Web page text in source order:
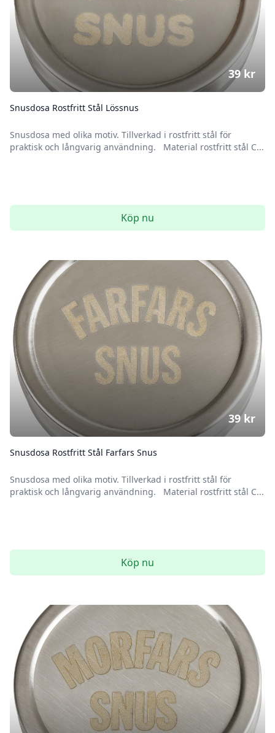
Snusdosa Rostfritt Stål Lössnus
Snusdosa med olika motiv. Tillverkad i rostfritt stål för
praktisk och långvarig användning. Material rostfritt stål C...
39kr
Köp nu
Snusdosa Rostfritt Stål Farfars Snus
Snusdosa med olika motiv. Tillverkad i rostfritt stål för
praktisk och långvarig användning. Material rostfritt stål C...
39kr
Köp nu